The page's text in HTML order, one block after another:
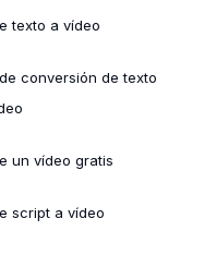
texto a vídeo
conversión de texto
un vídeo gratis
script a vídeo